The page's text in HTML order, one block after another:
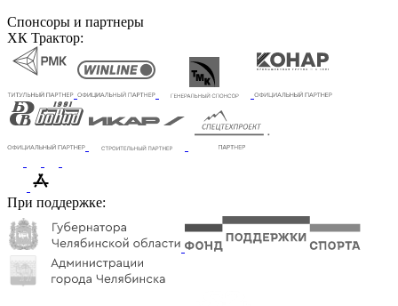
Спонсоры и партнеры
ХК Трактор:
При поддержке: